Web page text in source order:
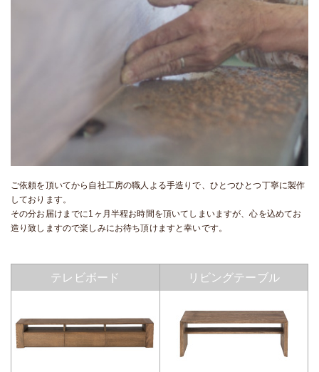
ご依頼を頂いてから自社工房の職人よる手造りで、ひとつひとつ丁寧に製作
しております。
その分お届けまでに1ヶ月半程お時間を頂いてしまいますが、心を込めてお
造り致しますので楽しみにお待ち頂けますと幸いです。
テレビボード リビングテーブル